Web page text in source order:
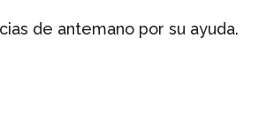
de antemano por su ayuda.